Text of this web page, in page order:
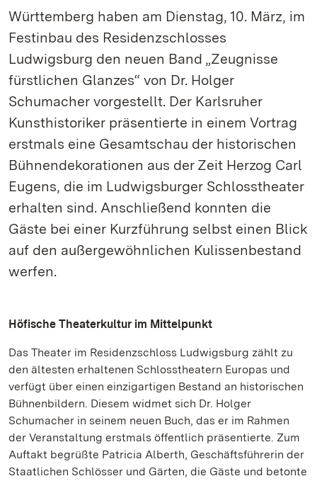
Württemberg haben am Dienstag, 10. März, im
Festinbau des Residenzschlosses
Ludwigsburg den neuen Band „Zeugnisse
fürstlichen Glanzes“ von Dr. Holger
Schumacher vorgestellt. Der Karlsruher
Kunsthistoriker präsentierte in einem Vortrag
erstmals eine Gesamtschau der historischen
Bühnendekorationen aus der Zeit Herzog Carl
Eugens, die im Ludwigsburger Schlosstheater
erhalten sind. Anschließend konnten die
Gäste bei einer Kurzführung selbst einen Blick
auf den außergewöhnlichen Kulissenbestand
werfen.
Höfische Theaterkultur im Mittelpunkt
Das Theater im Residenzschloss Ludwigsburg zählt zu
den ältesten erhaltenen Schlosstheatern Europas und
verfügt über einen einzigartigen Bestand an historischen
Bühnenbildern. Diesem widmet sich Dr. Holger
Schumacher in seinem neuen Buch, das er im Rahmen
der Veranstaltung erstmals öffentlich präsentierte. Zum
Auftakt begrüßte Patricia Alberth, Geschäftsführerin der
Staatlichen Schlösser und Gärten, die Gäste und betonte